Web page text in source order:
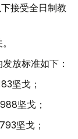
接受全日制教
放标准如下：
坚戈；
坚戈；
坚戈；